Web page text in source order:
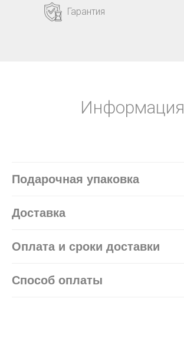
Гарантия
Информация
Подарочная упаковка
Доставка
Оплата и сроки доставки
Способ оплаты